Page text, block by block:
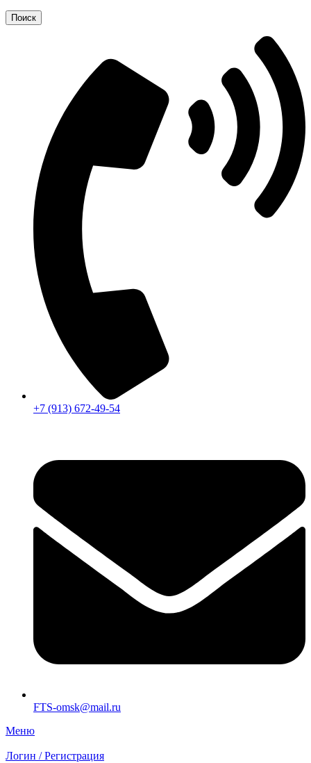
Поиск
+7 (913) 672-49-54
FTS-omsk@mail.ru
Меню
Логин / Регистрация